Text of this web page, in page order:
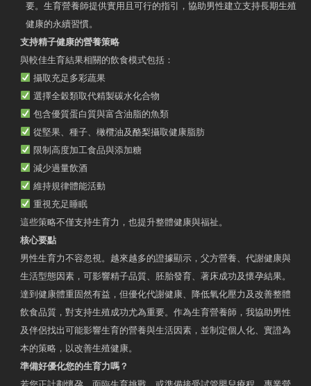
要。生育營養師提供實用且可行的指引，協助男性建立支持長期生殖
健康的永續習慣。
支持精子健康的營養策略
與較佳生育結果相關的飲食模式包括：
攝取充足多彩蔬果
選擇全穀類取代精製碳水化合物
包含優質蛋白質與富含油脂的魚類
從堅果、種子、橄欖油及酪梨攝取健康脂肪
限制高度加工食品與添加糖
減少過量飲酒
維持規律體能活動
重視充足睡眠
這些策略不僅支持生育力，也提升整體健康與福祉。
核心要點
男性生育力不容忽視。越來越多的證據顯示，父方營養、代謝健康與
生活型態因素，可影響精子品質、胚胎發育、著床成功及懷孕結果。
達到健康體重固然有益，但優化代謝健康、降低氧化壓力及改善整體
飲食品質，對支持生殖成功尤為重要。作為生育營養師，我協助男性
及伴侶找出可能影響生育的營養與生活因素，並制定個人化、實證為
本的策略，以改善生殖健康。
準備好優化您的生育力嗎？